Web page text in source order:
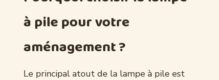
à pile pour votre
aménagement ?
Le principal atout de la lampe à pile est